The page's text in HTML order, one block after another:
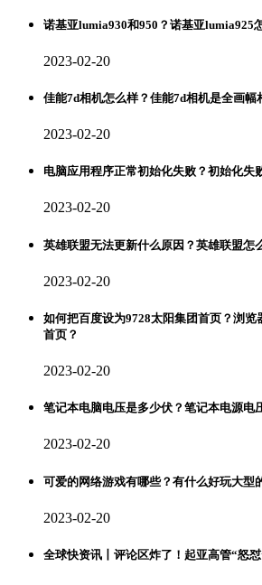
诺基亚lumia930和950？诺基亚lumia925
2023-02-20
佳能7d相机怎么样？佳能7d相机是全画幅
2023-02-20
电脑应用程序正常初始化失败？初始化失
2023-02-20
英雄联盟无法更新什么原因？英雄联盟怎
2023-02-20
如何把百度设为9728太阳集团首页？浏览
首页？
2023-02-20
笔记本电脑电压是多少伏？笔记本电源电
2023-02-20
可爱的网络游戏有哪些？有什么好玩大型
2023-02-20
全球快资讯丨评论区炸了！起亚高管“怒